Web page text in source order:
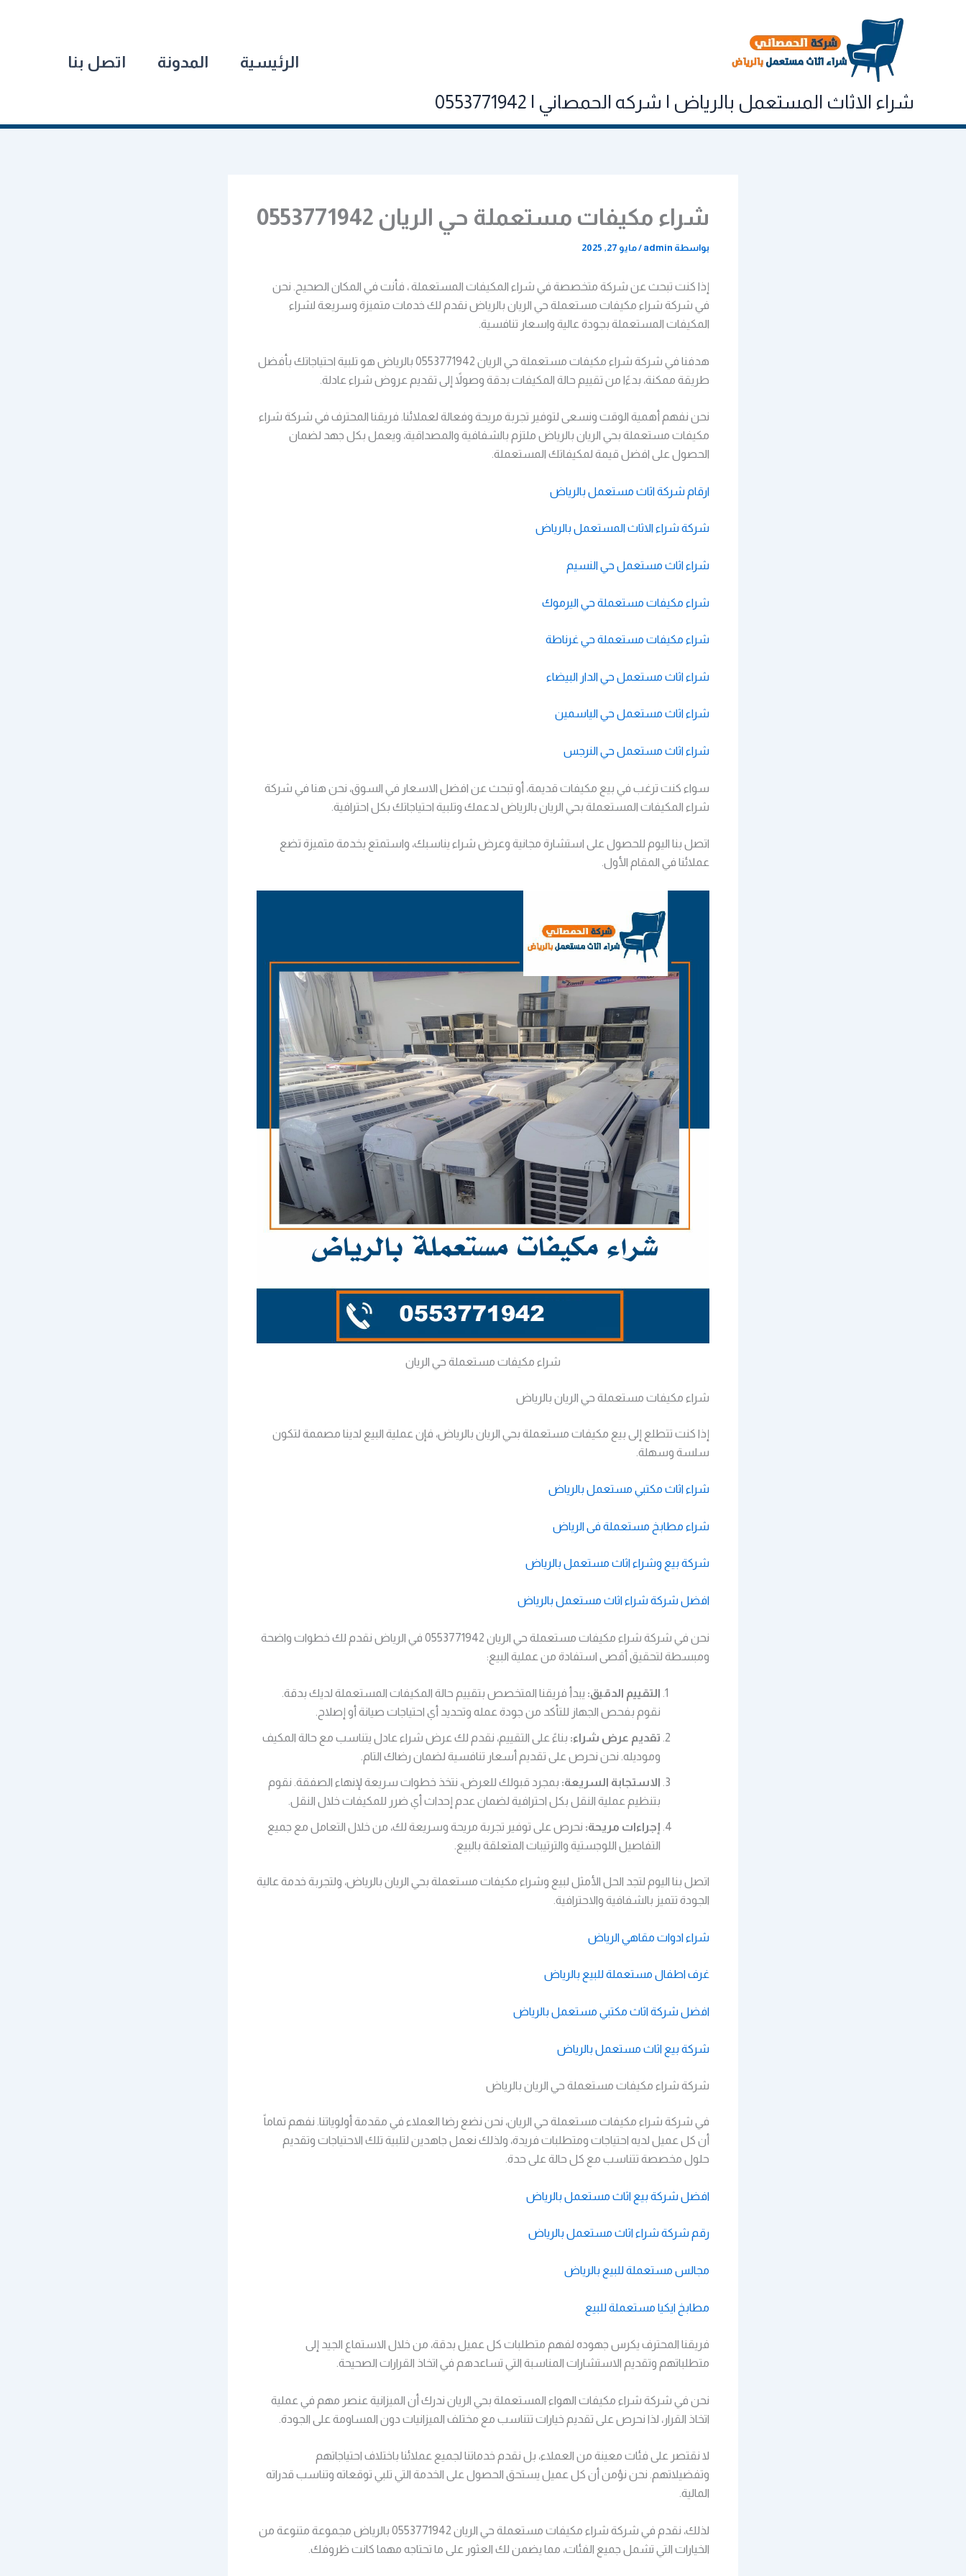
شراء الاثاث المستعمل بالرياض | شركه الحمصاني | 0553771942
الرئيسية المدونة اتصل بنا
شراء مكيفات مستعملة حي الريان 0553771942
بواسطة admin
/مايو 27, 2025
إذا كنت تبحث عن شركة متخصصة في شراء المكيفات المستعملة ، فأنت في المكان الصحيح. نحن
في شركة شراء مكيفات مستعملة حي الريان بالرياض نقدم لك خدمات متميزة وسريعة لشراء
المكيفات المستعملة بجودة عالية واسعار تنافسية.
هدفنا في شركة شراء مكيفات مستعملة حي الريان 0553771942 بالرياض هو تلبية احتياجاتك بأفضل
طريقة ممكنة، بدءًا من تقييم حالة المكيفات بدقة وصولاً إلى تقديم عروض شراء عادلة.
نحن نفهم أهمية الوقت ونسعى لتوفير تجربة مريحة وفعالة لعملائنا. فريقنا المحترف في شركة شراء
مكيفات مستعملة بحي الريان بالرياض ملتزم بالشفافية والمصداقية، ويعمل بكل جهد لضمان
الحصول على افضل قيمة لمكيفاتك المستعملة.
ارقام شركة اثاث مستعمل بالرياض
شركة شراء الاثاث المستعمل بالرياض
شراء اثاث مستعمل حي النسيم
شراء مكيفات مستعملة حي اليرموك
شراء مكيفات مستعملة حي غرناطة
شراء اثاث مستعمل حي الدار البيضاء
شراء اثاث مستعمل حي الياسمين
شراء اثاث مستعمل حي النرجس
سواء كنت ترغب في بيع مكيفات قديمة، أو تبحث عن افضل الاسعار في السوق، نحن هنا في شركة
شراء المكيفات المستعملة بحي الريان بالرياض لدعمك وتلبية احتياجاتك بكل احترافية.
اتصل بنا اليوم للحصول على استشارة مجانية وعرض شراء يناسبك، واستمتع بخدمة متميزة تضع
عملائنا في المقام الأول.
شراء مكيفات مستعملة حي الريان
شراء مكيفات مستعملة حي الريان بالرياض
إذا كنت تتطلع إلى بيع مكيفات مستعملة بحي الريان بالرياض، فإن عملية البيع لدينا مصممة لتكون
سلسة وسهلة.
شراء اثاث مكتبي مستعمل بالرياض
شراء مطابخ مستعملة فى الرياض
شركة بيع وشراء اثاث مستعمل بالرياض
افضل شركة شراء اثاث مستعمل بالرياض
نحن في شركة شراء مكيفات مستعملة حي الريان 0553771942 في الرياض نقدم لك خطوات واضحة
ومبسطة لتحقيق أقصى استفادة من عملية البيع:
التقييم الدقيق: يبدأ فريقنا المتخصص بتقييم حالة المكيفات المستعملة لديك بدقة.
نقوم بفحص الجهاز للتأكد من جودة عمله وتحديد أي احتياجات صيانة أو إصلاح.
تقديم عرض شراء: بناءً على التقييم، نقدم لك عرض شراء عادل يتناسب مع حالة المكيف
وموديله. نحن نحرص على تقديم أسعار تنافسية لضمان رضاك التام.
الاستجابة السريعة: بمجرد قبولك للعرض، نتخذ خطوات سريعة لإنهاء الصفقة. نقوم
بتنظيم عملية النقل بكل احترافية لضمان عدم إحداث أي ضرر للمكيفات خلال النقل.
إجراءات مريحة: نحرص على توفير تجربة مريحة وسريعة لك، من خلال التعامل مع جميع
التفاصيل اللوجستية والترتيبات المتعلقة بالبيع.
اتصل بنا اليوم لتجد الحل الأمثل لبيع وشراء مكيفات مستعملة بحي الريان بالرياض، ولتجربة خدمة عالية
الجودة تتميز بالشفافية والاحترافية.
شراء ادوات مقاهي الرياض
غرف اطفال مستعملة للبيع بالرياض
افضل شركة اثاث مكتبي مستعمل بالرياض
شركة بيع اثاث مستعمل بالرياض
شركة شراء مكيفات مستعملة حي الريان بالرياض
في شركة شراء مكيفات مستعملة حي الريان، نحن نضع رضا العملاء في مقدمة أولوياتنا. نفهم تماماً
أن كل عميل لديه احتياجات ومتطلبات فريدة، ولذلك نعمل جاهدين لتلبية تلك الاحتياجات وتقديم
حلول مخصصة تتناسب مع كل حالة على حدة.
افضل شركة بيع اثاث مستعمل بالرياض
رقم شركة شراء اثاث مستعمل بالرياض
مجالس مستعملة للبيع بالرياض
مطابخ ايكيا مستعملة للبيع
فريقنا المحترف يكرس جهوده لفهم متطلبات كل عميل بدقة، من خلال الاستماع الجيد إلى
متطلباتهم وتقديم الاستشارات المناسبة التي تساعدهم في اتخاذ القرارات الصحيحة.
نحن في شركة شراء مكيفات الهواء المستعملة بحي الريان ندرك أن الميزانية عنصر مهم في عملية
اتخاذ القرار، لذا نحرص على تقديم خيارات تتناسب مع مختلف الميزانيات دون المساومة على الجودة.
لا نقتصر على فئات معينة من العملاء، بل نقدم خدماتنا لجميع عملائنا باختلاف احتياجاتهم
وتفضيلاتهم. نحن نؤمن أن كل عميل يستحق الحصول على الخدمة التي تلبي توقعاته وتناسب قدراته
المالية.
لذلك، نقدم في شركة شراء مكيفات مستعملة حي الريان 0553771942 بالرياض مجموعة متنوعة من
الخيارات التي تشمل جميع الفئات، مما يضمن لك العثور على ما تحتاجه مهما كانت ظروفك.